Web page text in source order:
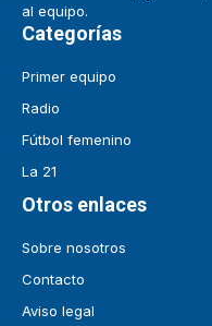
al equipo.
Categorías
Primer equipo
Radio
Fútbol femenino
La 21
Otros enlaces
Sobre nosotros
Contacto
Aviso legal